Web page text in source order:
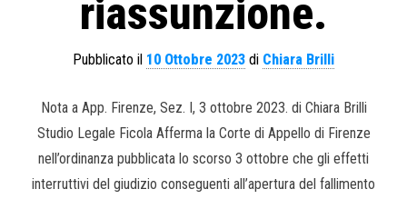
riassunzione.
Pubblicato il 10 Ottobre 2023 di Chiara Brilli
Nota a App. Firenze, Sez. I, 3 ottobre 2023. di Chiara Brilli
Studio Legale Ficola Afferma la Corte di Appello di Firenze
nell’ordinanza pubblicata lo scorso 3 ottobre che gli effetti
interruttivi del giudizio conseguenti all’apertura del fallimento